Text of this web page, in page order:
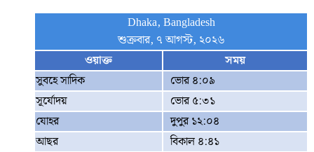
Dhaka, Bangladesh
শুক্রবার, ৭ আগস্ট, ২০২৬
ওয়াক্ত
সময়
সুবহে সাদিক
ভোর ৪:০৯
সূর্যোদয়
ভোর ৫:৩১
যোহর
দুপুর ১২:০৪
আছর
বিকাল ৪:৪১